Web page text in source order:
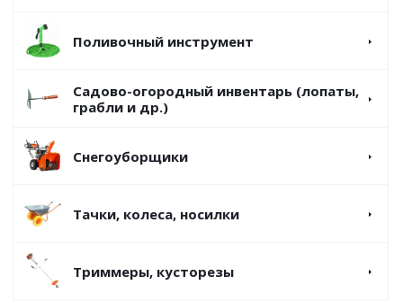
Поливочный инструмент
Садово-огородный инвентарь (лопаты,
грабли и др.)
Снегоуборщики
Тачки, колеса, носилки
Триммеры, кусторезы